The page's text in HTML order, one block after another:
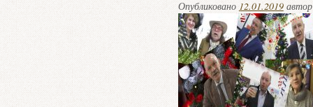
Опубликовано 12.01.2019